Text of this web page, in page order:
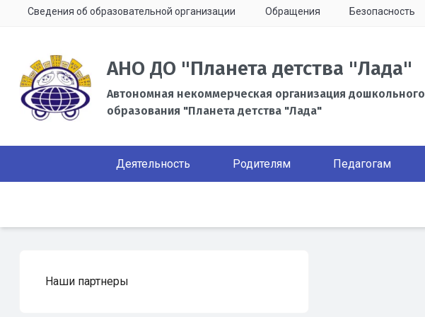
Сведения об образовательной организации Обращения Безопасность
АНО ДО "Планета детства "Лада"
Автономная некоммерческая организация дошкольного
образования "Планета детства "Лада"
Деятельность Родителям Педагогам
Наши партнеры